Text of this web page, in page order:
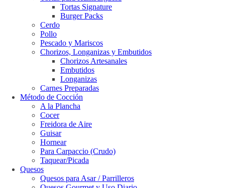
Tortas Signature
Burger Packs
Cerdo
Pollo
Pescado y Mariscos
Chorizos, Longanizas y Embutidos
Chorizos Artesanales
Embutidos
Longanizas
Carnes Preparadas
Método de Cocción
A la Plancha
Cocer
Freidora de Aire
Guisar
Hornear
Para Carpaccio (Crudo)
Taquear/Picada
Quesos
Quesos para Asar / Parrilleros